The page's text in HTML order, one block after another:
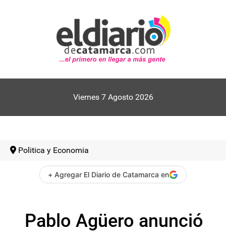
Viernes 7 Agosto 2026
Politica y Economia
+ Agregar El Diario de Catamarca en
Pablo Agüero anunció